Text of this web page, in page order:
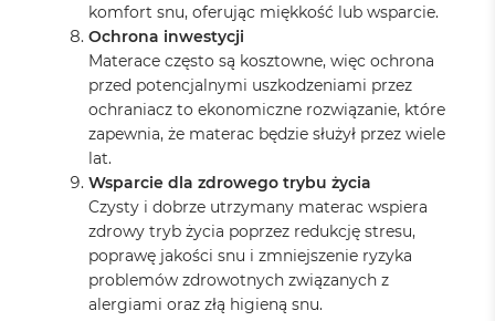
komfort snu, oferując miękkość lub wsparcie.
Ochrona inwestycji
Materace często są kosztowne, więc ochrona
przed potencjalnymi uszkodzeniami przez
ochraniacz to ekonomiczne rozwiązanie, które
zapewnia, że materac będzie służył przez wiele
lat.
Wsparcie dla zdrowego trybu życia
Czysty i dobrze utrzymany materac wspiera
zdrowy tryb życia poprzez redukcję stresu,
poprawę jakości snu i zmniejszenie ryzyka
problemów zdrowotnych związanych z
alergiami oraz złą higieną snu.